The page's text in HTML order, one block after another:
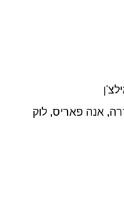
, אנה פאריס, לוק